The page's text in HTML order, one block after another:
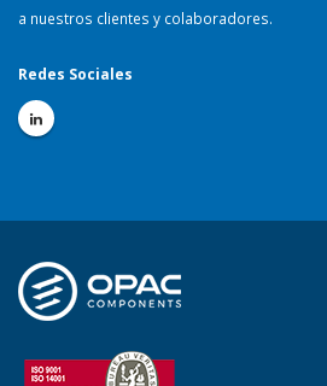
a nuestros clientes y colaboradores.
Redes Sociales